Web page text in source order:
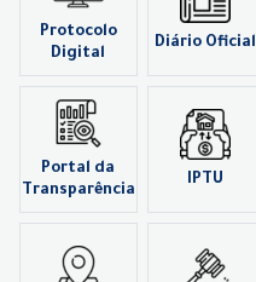
Protocolo
Digital
Diário Oficial
Portal da
Transparência
IPTU